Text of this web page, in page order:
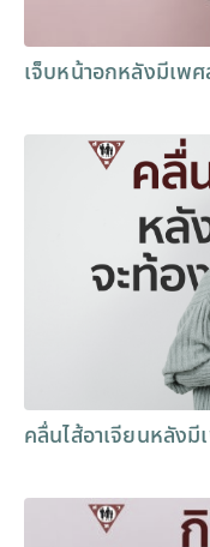
เจ็บหน้าอกหลังมีเพ
คลื่นไส้อาเจียนหลัง